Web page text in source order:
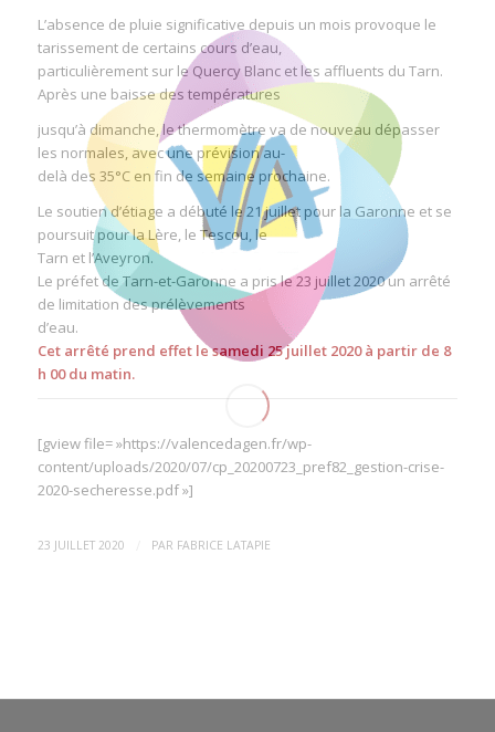
L’absence de pluie significative depuis un mois provoque le
tarissement de certains cours d’eau,
particulièrement sur le Quercy Blanc et les affluents du Tarn.
Après une baisse des températures
jusqu’à dimanche, le thermomètre va de nouveau dépasser
les normales, avec une prévision au-
delà des 35°C en fin de semaine prochaine.
Le soutien d’étiage a débuté le 21 juillet pour la Garonne et se
poursuit pour la Lère, le Tescou, le
Tarn et l’Aveyron.
Le préfet de Tarn-et-Garonne a pris le 23 juillet 2020 un arrêté
de limitation des prélèvements
d’eau.
Cet arrêté prend effet le samedi 25 juillet 2020 à partir de 8
h 00 du matin.
[gview file= »https://valencedagen.fr/wp-
content/uploads/2020/07/cp_20200723_pref82_gestion-crise-
2020-secheresse.pdf »]
23 JUILLET 2020 PAR FABRICE LATAPIE